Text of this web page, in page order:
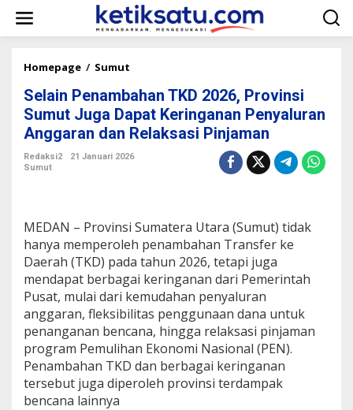
w
Homepage / Sumut
l
a
i
n
P
b
a
h
a
n
T
K
D
2
0
2
6
Selain Penambahan TKD 2026, Provinsi
Sumut Juga Dapat Keringanan Penyaluran
Anggaran dan Relaksasi Pinjaman
Redaksi2
21 Januari 2026
Sumut
MEDAN – Provinsi Sumatera Utara (Sumut) tidak
hanya memperoleh penambahan Transfer ke
Daerah (TKD) pada tahun 2026, tetapi juga
mendapat berbagai keringanan dari Pemerintah
Pusat, mulai dari kemudahan penyaluran
anggaran, fleksibilitas penggunaan dana untuk
penanganan bencana, hingga relaksasi pinjaman
program Pemulihan Ekonomi Nasional (PEN).
Penambahan TKD dan berbagai keringanan
tersebut juga diperoleh provinsi terdampak
bencana lainnya